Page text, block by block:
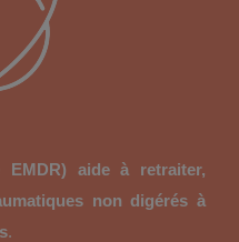
EMDR) aide à retraiter,
non digérés à
.